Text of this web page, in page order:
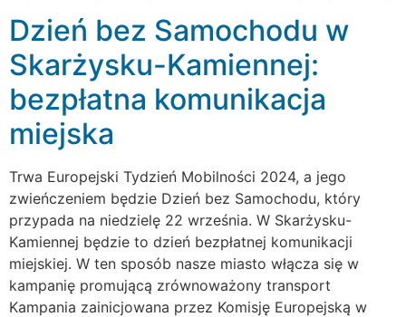
Dzień bez Samochodu w
Skarżysku-Kamiennej:
bezpłatna komunikacja
miejska
Trwa Europejski Tydzień Mobilności 2024, a jego
zwieńczeniem będzie Dzień bez Samochodu, który
przypada na niedzielę 22 września. W Skarżysku-
Kamiennej będzie to dzień bezpłatnej komunikacji
miejskiej. W ten sposób nasze miasto włącza się w
kampanię promującą zrównoważony transport
Kampania zainicjowana przez Komisję Europejską w